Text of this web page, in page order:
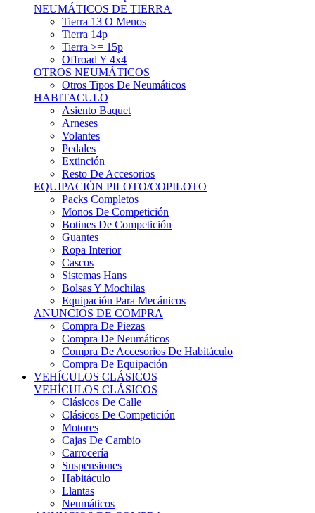
Tierra 13 O Menos
Tierra 14p
Tierra >= 15p
Offroad Y 4x4
OTROS NEUMÁTICOS
Otros Tipos De Neumáticos
HABITACULO
Asiento Baquet
Arneses
Volantes
Pedales
Extinción
Resto De Accesorios
EQUIPACIÓN PILOTO/COPILOTO
Packs Completos
Monos De Competición
Botines De Competición
Guantes
Ropa Interior
Cascos
Sistemas Hans
Bolsas Y Mochilas
Equipación Para Mecánicos
ANUNCIOS DE COMPRA
Compra De Piezas
Compra De Neumáticos
Compra De Accesorios De Habitáculo
Compra De Equipación
VEHÍCULOS CLÁSICOS
VEHÍCULOS CLÁSICOS
Clásicos De Calle
Clásicos De Competición
Motores
Cajas De Cambio
Carrocería
Suspensiones
Habitáculo
Llantas
Neumáticos
ANUNCIOS DE COMPRA